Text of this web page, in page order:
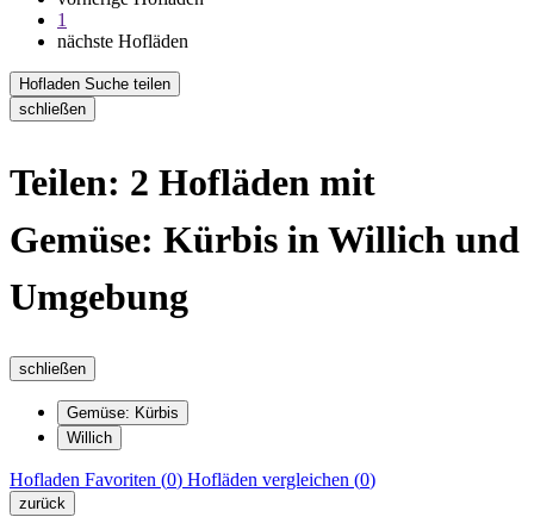
1
nächste Hofläden
Hofladen Suche teilen
schließen
Teilen: 2 Hofläden mit
Gemüse: Kürbis in Willich und
Umgebung
schließen
Gemüse: Kürbis
Willich
Hofladen Favoriten (0) Hofläden vergleichen (0)
zurück